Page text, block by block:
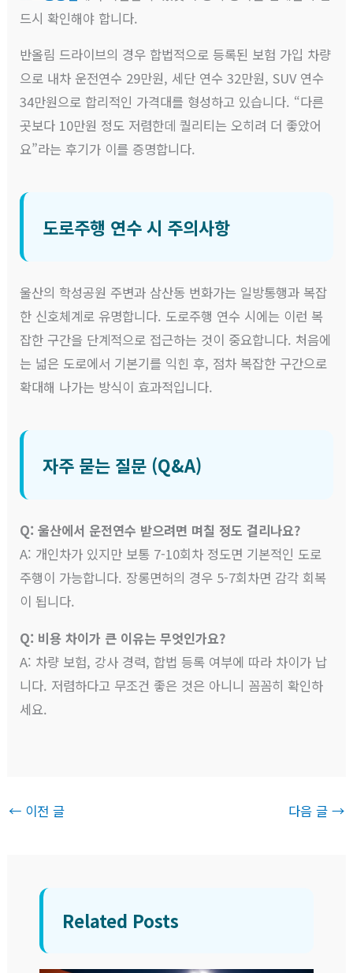
드시 확인해야 합니다.
반올림 드라이브의 경우 합법적으로 등록된 보험 가입 차량
으로 내차 운전연수 29만원, 세단 연수 32만원, SUV 연수
34만원으로 합리적인 가격대를 형성하고 있습니다. “다른
곳보다 10만원 정도 저렴한데 퀄리티는 오히려 더 좋았어
요”라는 후기가 이를 증명합니다.
도로주행 연수 시 주의사항
울산의 학성공원 주변과 삼산동 번화가는 일방통행과 복잡
한 신호체계로 유명합니다. 도로주행 연수 시에는 이런 복
잡한 구간을 단계적으로 접근하는 것이 중요합니다. 처음에
는 넓은 도로에서 기본기를 익힌 후, 점차 복잡한 구간으로
확대해 나가는 방식이 효과적입니다.
자주 묻는 질문 (Q&A)
Q: 울산에서 운전연수 받으려면 며칠 정도 걸리나요?
A: 개인차가 있지만 보통 7-10회차 정도면 기본적인 도로
주행이 가능합니다. 장롱면허의 경우 5-7회차면 감각 회복
이 됩니다.
Q: 비용 차이가 큰 이유는 무엇인가요?
A: 차량 보험, 강사 경력, 합법 등록 여부에 따라 차이가 납
니다. 저렴하다고 무조건 좋은 것은 아니니 꼼꼼히 확인하
세요.
←이전 글 다음 글→
Related Posts